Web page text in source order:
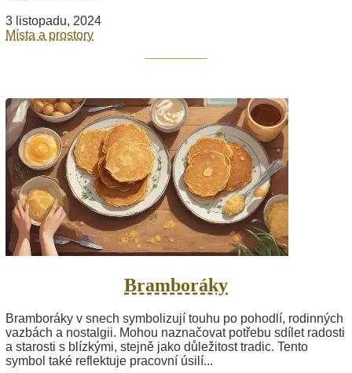
3 listopadu, 2024
Místa a prostory
Bramboráky
Bramboráky v snech symbolizují touhu po pohodlí, rodinných
vazbách a nostalgii. Mohou naznačovat potřebu sdílet radosti
a starosti s blízkými, stejně jako důležitost tradic. Tento
symbol také reflektuje pracovní úsilí...